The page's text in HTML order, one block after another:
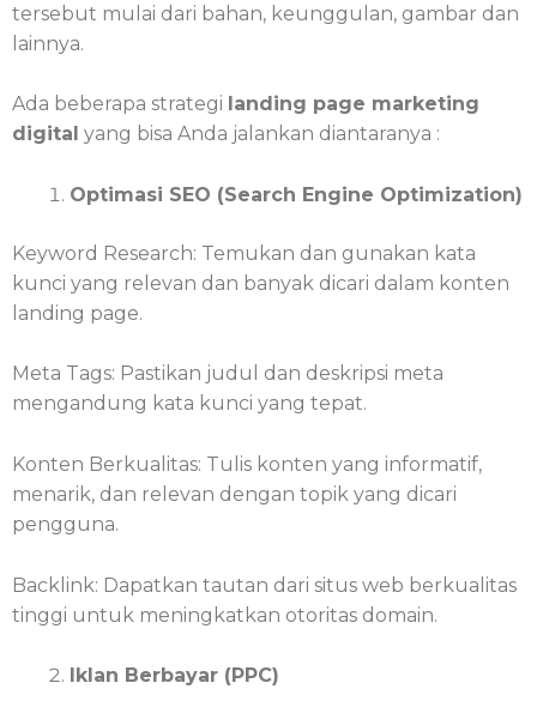
tersebut mulai dari bahan, keunggulan, gambar dan
lainnya.
Ada beberapa strategi landing page marketing
digital yang bisa Anda jalankan diantaranya :
Optimasi SEO (Search Engine Optimization)
Keyword Research: Temukan dan gunakan kata
kunci yang relevan dan banyak dicari dalam konten
landing page.
Meta Tags: Pastikan judul dan deskripsi meta
mengandung kata kunci yang tepat.
Konten Berkualitas: Tulis konten yang informatif,
menarik, dan relevan dengan topik yang dicari
pengguna.
Backlink: Dapatkan tautan dari situs web berkualitas
tinggi untuk meningkatkan otoritas domain.
Iklan Berbayar (PPC)